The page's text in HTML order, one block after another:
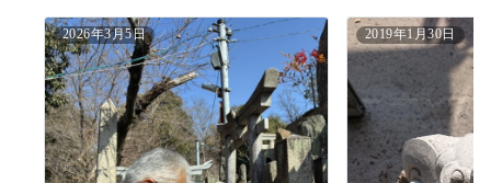
2026年3月5日 2019年1月30日